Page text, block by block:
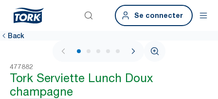
Se connecter
Back
1 / 6
477882
Tork Serviette Lunch Doux
champagne